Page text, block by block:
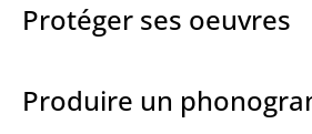
Protéger ses oeuvres
Produire un